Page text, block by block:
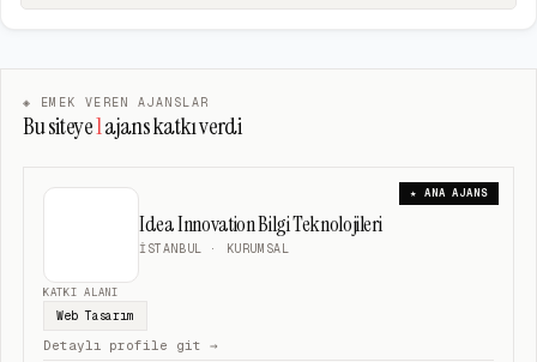
◈ EMEK VEREN AJANSLAR
Bu siteye1ajans katkı verdi
★ ANA AJANS
Idea Innovation Bilgi Teknolojileri
İSTANBUL · KURUMSAL
KATKI ALANI
Web Tasarım
Detaylı profile git →